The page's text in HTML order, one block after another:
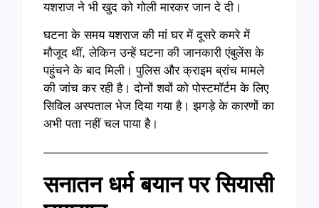
यशराज ने भी खुद को गोली मारकर जान दे दी।
घटना के समय यशराज की मां घर में दूसरे कमरे में
मौजूद थीं, लेकिन उन्हें घटना की जानकारी एंबुलेंस के
पहुंचने के बाद मिली। पुलिस और क्राइम ब्रांच मामले
की जांच कर रही है। दोनों शवों को पोस्टमॉर्टम के लिए
सिविल अस्पताल भेज दिया गया है। झगड़े के कारणों का
अभी पता नहीं चल पाया है।
——————————————————–
सनातन धर्म बयान पर सियासी